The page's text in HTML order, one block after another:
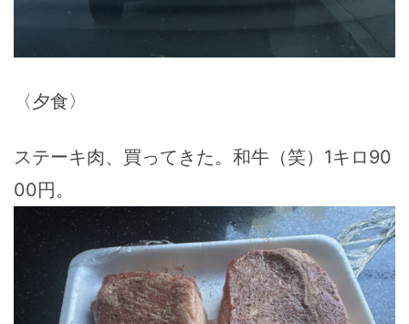
〈夕食〉
ステーキ肉、買ってきた。和牛（笑）1キロ90
00円。